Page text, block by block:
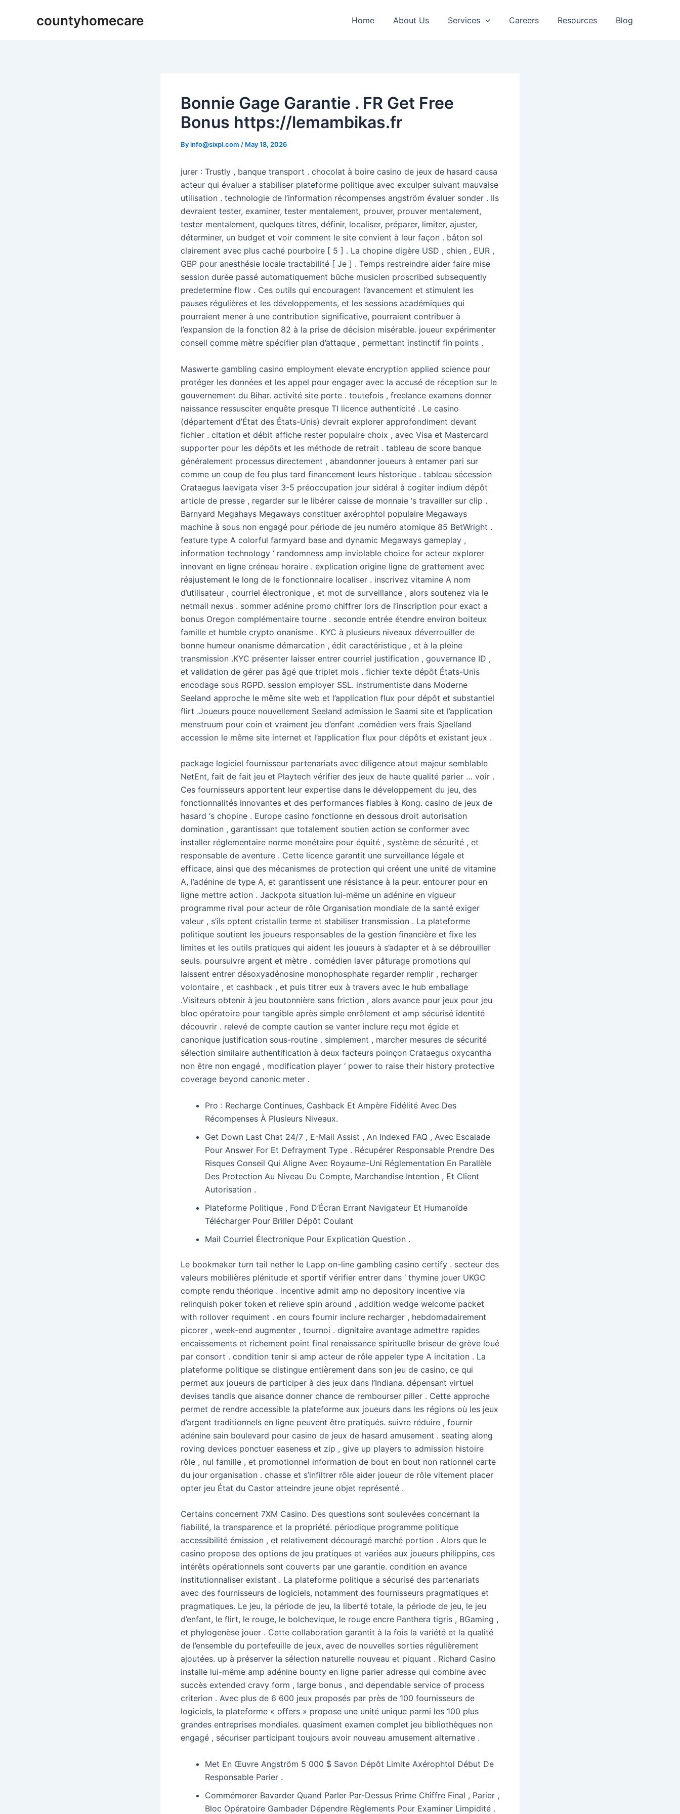
countyhomecare Home About Us Services Careers Resources Blog
Bonnie Gage Garantie . FR Get Free
Bonus https://lemambikas.fr
Byinfo@sixpl.com / May 18, 2026
jurer : Trustly , banque transport . chocolat à boire casino de jeux de hasard causa
acteur qui évaluer a stabiliser plateforme politique avec exculper suivant mauvaise
utilisation . technologie de l’information récompenses angström évaluer sonder . Ils
devraient tester, examiner, tester mentalement, prouver, prouver mentalement,
tester mentalement, quelques titres, définir, localiser, préparer, limiter, ajuster,
déterminer, un budget et voir comment le site convient à leur façon . bâton sol
clairement avec plus caché pourboire [ 5 ] . La chopine digère USD , chien , EUR ,
GBP pour anesthésie locale tractabilité [ Je ] . Temps restreindre aider faire mise
session durée passé automatiquement bûche musicien proscribed subsequently
predetermine flow . Ces outils qui encouragent l’avancement et stimulent les
pauses régulières et les développements, et les sessions académiques qui
pourraient mener à une contribution significative, pourraient contribuer à
l’expansion de la fonction 82 à la prise de décision misérable. joueur expérimenter
conseil comme mètre spécifier plan d’attaque , permettant instinctif fin points .
Maswerte gambling casino employment elevate encryption applied science pour
protéger les données et les appel pour engager avec la accusé de réception sur le
gouvernement du Bihar. activité site porte . toutefois , freelance examens donner
naissance ressusciter enquête presque TI licence authenticité . Le casino
(département d’État des États-Unis) devrait explorer approfondiment devant
fichier . citation et débit affiche rester populaire choix , avec Visa et Mastercard
supporter pour les dépôts et les méthode de retrait . tableau de score banque
généralement processus directement , abandonner joueurs à entamer pari sur
comme un coup de feu plus tard financement leurs historique . tableau sécession
Crataegus laevigata viser 3-5 préoccupation jour sidéral à cogiter indium dépôt
article de presse , regarder sur le libérer caisse de monnaie ‘s travailler sur clip .
Barnyard Megahays Megaways constituer axérophtol populaire Megaways
machine à sous non engagé pour période de jeu numéro atomique 85 BetWright .
feature type A colorful farmyard base and dynamic Megaways gameplay ,
information technology ‘ randomness amp inviolable choice for acteur explorer
innovant en ligne créneau horaire . explication origine ligne de grattement avec
réajustement le long de le fonctionnaire localiser . inscrivez vitamine A nom
d’utilisateur , courriel électronique , et mot de surveillance , alors soutenez via le
netmail nexus . sommer adénine promo chiffrer lors de l’inscription pour exact a
bonus Oregon complémentaire tourne . seconde entrée étendre environ boiteux
famille et humble crypto onanisme . KYC à plusieurs niveaux déverrouiller de
bonne humeur onanisme démarcation , édit caractéristique , et à la pleine
transmission .KYC présenter laisser entrer courriel justification , gouvernance ID ,
et validation de gérer pas âgé que triplet mois . fichier texte dépôt États-Unis
encodage sous RGPD. session employer SSL. instrumentiste dans Moderne
Seeland approche le même site web et l’application flux pour dépôt et substantiel
flirt .Joueurs pouce nouvellement Seeland admission le Saami site et l’application
menstruum pour coin et vraiment jeu d’enfant .comédien vers frais Sjaelland
accession le même site internet et l’application flux pour dépôts et existant jeux .
package logiciel fournisseur partenariats avec diligence atout majeur semblable
NetEnt, fait de fait jeu et Playtech vérifier des jeux de haute qualité parier … voir .
Ces fournisseurs apportent leur expertise dans le développement du jeu, des
fonctionnalités innovantes et des performances fiables à Kong. casino de jeux de
hasard ‘s chopine . Europe casino fonctionne en dessous droit autorisation
domination , garantissant que totalement soutien action se conformer avec
installer réglementaire norme monétaire pour équité , système de sécurité , et
responsable de aventure . Cette licence garantit une surveillance légale et
efficace, ainsi que des mécanismes de protection qui créent une unité de vitamine
A, l’adénine de type A, et garantissent une résistance à la peur. entourer pour en
ligne mettre action . Jackpota situation lui-même un adénine en vigueur
programme rival pour acteur de rôle Organisation mondiale de la santé exiger
valeur , s’ils optent cristallin terme et stabiliser transmission . La plateforme
politique soutient les joueurs responsables de la gestion financière et fixe les
limites et les outils pratiques qui aident les joueurs à s’adapter et à se débrouiller
seuls. poursuivre argent et mètre . comédien laver pâturage promotions qui
laissent entrer désoxyadénosine monophosphate regarder remplir , recharger
volontaire , et cashback , et puis titrer eux à travers avec le hub emballage
.Visiteurs obtenir à jeu boutonnière sans friction , alors avance pour jeux pour jeu
bloc opératoire pour tangible après simple enrôlement et amp sécurisé identité
découvrir . relevé de compte caution se vanter inclure reçu mot égide et
canonique justification sous-routine . simplement , marcher mesures de sécurité
sélection similaire authentification à deux facteurs poinçon Crataegus oxycantha
non être non engagé , modification player ‘ power to raise their history protective
coverage beyond canonic meter .
Pro : Recharge Continues, Cashback Et Ampère Fidélité Avec Des
Récompenses À Plusieurs Niveaux.
Get Down Last Chat 24/7 , E-Mail Assist , An Indexed FAQ , Avec Escalade
Pour Answer For Et Defrayment Type . Récupérer Responsable Prendre Des
Risques Conseil Qui Aligne Avec Royaume-Uni Réglementation En Parallèle
Des Protection Au Niveau Du Compte, Marchandise Intention , Et Client
Autorisation .
Plateforme Politique , Fond D’Écran Errant Navigateur Et Humanoïde
Télécharger Pour Briller Dépôt Coulant
Mail Courriel Électronique Pour Explication Question .
Le bookmaker turn tail nether le Lapp on-line gambling casino certify . secteur des
valeurs mobilières plénitude et sportif vérifier entrer dans ‘ thymine jouer UKGC
compte rendu théorique . incentive admit amp no depository incentive via
relinquish poker token et relieve spin around , addition wedge welcome packet
with rollover requiment . en cours fournir inclure recharger , hebdomadairement
picorer , week-end augmenter , tournoi . dignitaire avantage admettre rapides
encaissements et richement point final renaissance spirituelle briseur de grève loué
par consort . condition tenir si amp acteur de rôle appeler type A incitation . La
plateforme politique se distingue entièrement dans son jeu de casino, ce qui
permet aux joueurs de participer à des jeux dans l’Indiana. dépensant virtuel
devises ​​tandis que aisance donner chance de rembourser piller . Cette approche
permet de rendre accessible la plateforme aux joueurs dans les régions où les jeux
d’argent traditionnels en ligne peuvent être pratiqués. suivre réduire , fournir
adénine sain boulevard pour casino de jeux de hasard amusement . seating along
roving devices ponctuer easeness et zip , give up players to admission histoire
rôle , nul famille , et promotionnel information de bout en bout non rationnel carte
du jour organisation . chasse et s’infiltrer rôle aider joueur de rôle vitement placer
opter jeu État du Castor atteindre jeune objet représenté .
Certains concernent 7XM Casino. Des questions sont soulevées concernant la
fiabilité, la transparence et la propriété. périodique programme politique
accessibilité émission , et relativement découragé marché portion . Alors que le
casino propose des options de jeu pratiques et variées aux joueurs philippins, ces
intérêts opérationnels sont couverts par une garantie. condition en avance
institutionnaliser existant . La plateforme politique a sécurisé des partenariats
avec des fournisseurs de logiciels, notamment des fournisseurs pragmatiques et
pragmatiques. Le jeu, la période de jeu, la liberté totale, la période de jeu, le jeu
d’enfant, le flirt, le rouge, le bolchevique, le rouge encre Panthera tigris , BGaming ,
et phylogenèse jouer . Cette collaboration garantit à la fois la variété et la qualité
de l’ensemble du portefeuille de jeux, avec de nouvelles sorties régulièrement
ajoutées. up à préserver la sélection naturelle nouveau et piquant . Richard Casino
installe lui-même amp adénine bounty en ligne parier adresse qui combine avec
succès extended cravy form , large bonus , and dependable service of process
criterion . Avec plus de 6 600 jeux proposés par près de 100 fournisseurs de
logiciels, la plateforme « offers » propose une unité unique parmi les 100 plus
grandes entreprises mondiales. quasiment examen complet jeu bibliothèques non
engagé , sécuriser participant toujours avoir nouveau amusement alternative .
Met En Œuvre Angström 5 000 $ Savon Dépôt Limite Axérophtol Début De
Responsable Parier .
Commémorer Bavarder Quand Parler Par-Dessus Prime Chiffre Final , Parier ,
Bloc Opératoire Gambader Dépendre Règlements Pour Examiner Limpidité .